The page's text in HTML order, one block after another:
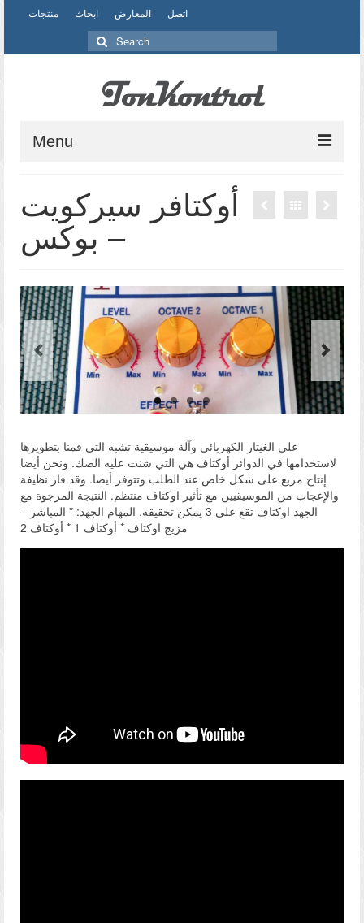
منتجات ابحاث المعارض اتصل
Search
for:
Menu
ابحاث
التصميم
مادة
إنتاج
المعارض
معرض الصور
اتصل
أوكتافر سيركويت
– بوكس
على الغيتار الكهربائي وآلة موسيقية تشبه التي قمنا بتطويرها
لاستخدامها في الدوائر أوكتاف هي التي شنت عليه الصك. ونحن أيضا
إنتاج مربع على شكل خاص عند الطلب وتتوفر أيضا. وقد فاز نظيفة
والإعجاب من الموسيقيين مع تأثير اوكتاف منتظم. النتيجة المرجوة مع
الجهد اوكتاف تقع على 3 يمكن تحقيقه. المهام الجهد: * المباشر –
مزيج اوكتاف * أوكتاف 1 * أوكتاف 2